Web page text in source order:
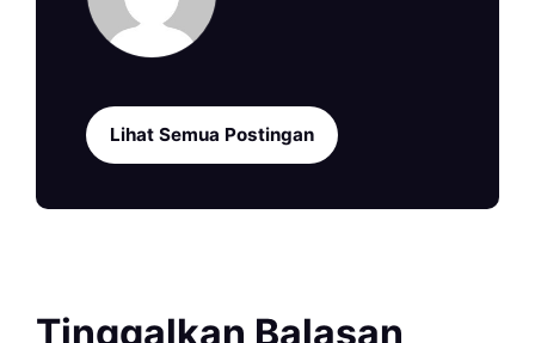
Lihat Semua Postingan
Tinggalkan Balasan